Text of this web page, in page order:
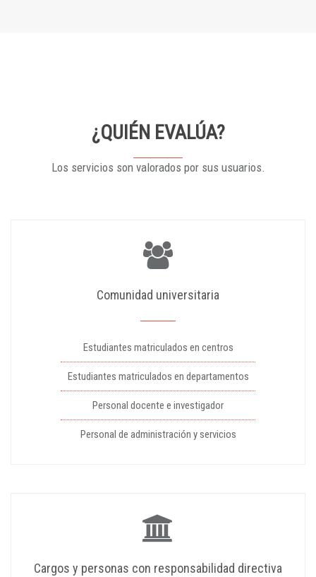
¿QUIÉN EVALÚA?
Los servicios son valorados por sus usuarios.
Comunidad universitaria
Estudiantes matriculados en centros
Estudiantes matriculados en departamentos
Personal docente e investigador
Personal de administración y servicios
Cargos y personas con responsabilidad directiva